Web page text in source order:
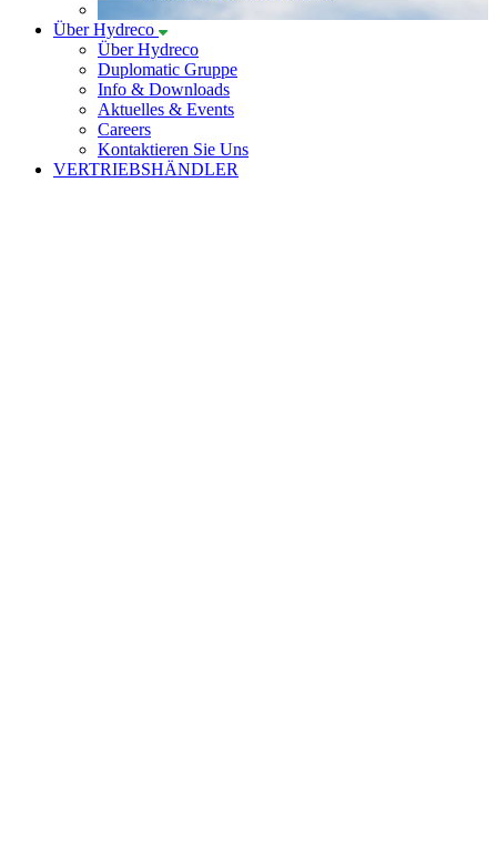
Über Hydreco
Über Hydreco
Duplomatic Gruppe
Info & Downloads
Aktuelles & Events
Careers
Kontaktieren Sie Uns
VERTRIEBSHÄNDLER